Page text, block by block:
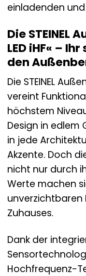
einladenden
Die STEINEL
LED iHF« –
den
Die STEINEL
vereint
höchstem
Design in edlem
in jede
Akzente. Doch
nicht nur durch
Werte machen
unverzichtbaren
Zuhauses.
Dank der
Hochfrequenz-